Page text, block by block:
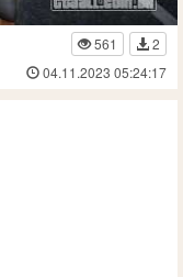
561
2
04.11.2023 05:24:17